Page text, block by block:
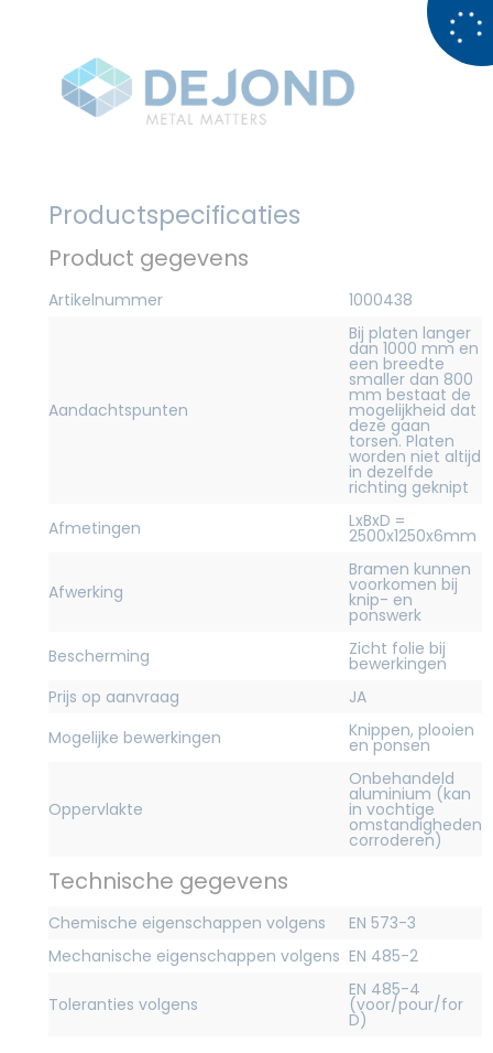
Productspecificaties
Product gegevens
Artikelnummer 1000438
Aandachtspunten
Bij platen langer
dan 1000 mm en
een breedte
smaller dan 800
mm bestaat de
mogelijkheid dat
deze gaan
torsen. Platen
worden niet altijd
in dezelfde
richting geknipt
Afmetingen
LxBxD =
2500x1250x6mm
Afwerking
Bramen kunnen
voorkomen bij
knip- en
ponswerk
Bescherming
Zicht folie bij
bewerkingen
Prijs op aanvraag
JA
Mogelijke bewerkingen
Knippen, plooien
en ponsen
Oppervlakte
Onbehandeld
aluminium (kan
in vochtige
omstandigheden
corroderen)
Technische gegevens
Chemische eigenschappen volgens
EN 573-3
Mechanische eigenschappen volgens EN 485-2
Toleranties volgens
EN 485-4
(voor/pour/for
D)